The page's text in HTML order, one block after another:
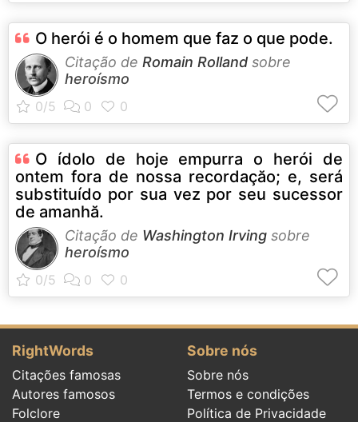
O herói é o homem que faz o que pode.
Citação de Romain Rolland sobre
heroísmo
O ídolo de hoje empurra o herói de
ontem fora de nossa recordaçăo; e, será
substituído por sua vez por seu sucessor
de amanhă.
Citação de Washington Irving sobre
heroísmo
RightWords
Citações famosas
Autores famosos
Folclore
Sobre nós
Sobre nós
Termos e condições
Política de Privacidade